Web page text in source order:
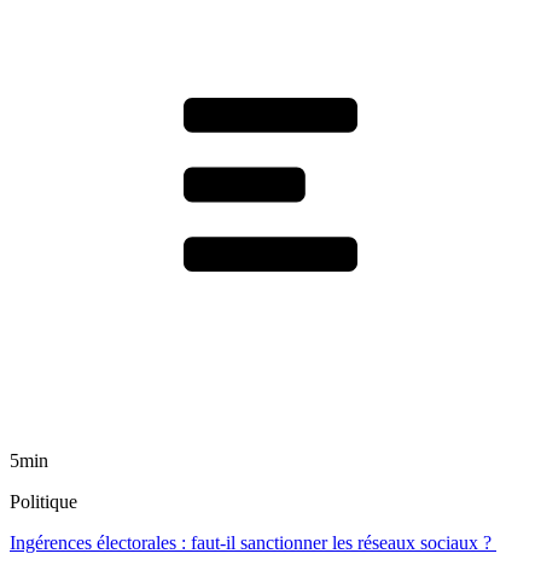
5min
Politique
Ingérences électorales : faut-il sanctionner les réseaux sociaux ?